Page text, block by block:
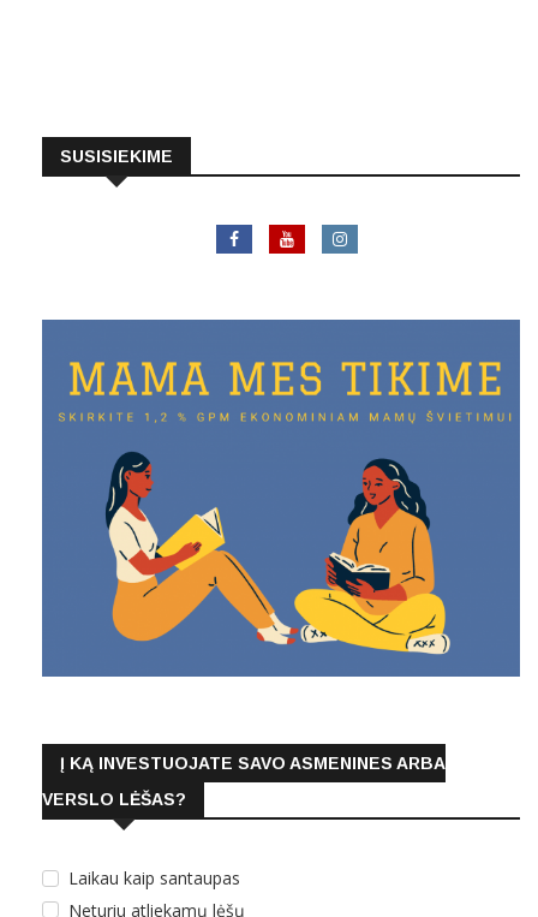
SUSISIEKIME
Į KĄ INVESTUOJATE SAVO ASMENINES ARBA
VERSLO LĖŠAS?
Laikau kaip santaupas
Neturiu atliekamų lėšų